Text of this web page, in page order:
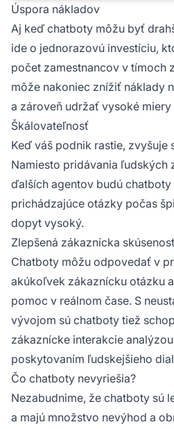
Úspora nákladov
Aj keď chatboty môžu byť
ide o jednorazovú investíciu,
počet zamestnancov v tímoch
môže nakoniec znížiť náklady
a zároveň udržať vysoké
Škálovateľnosť
Keď váš podnik rastie, zvyšuje
Namiesto pridávania ľudských
ďalších agentov budú
prichádzajúce otázky počas
dopyt vysoký.
Zlepšená zákaznícka skúsenosť
Chatboty môžu odpovedať v
akúkoľvek zákaznícku otázku
pomoc v reálnom čase. S
vývojom sú chatboty tiež
zákaznícke interakcie
poskytovaním ľudskejšieho
Čo chatboty nevyriešia?
Nezabudnime, že chatboty sú
a majú množstvo nevýhod a